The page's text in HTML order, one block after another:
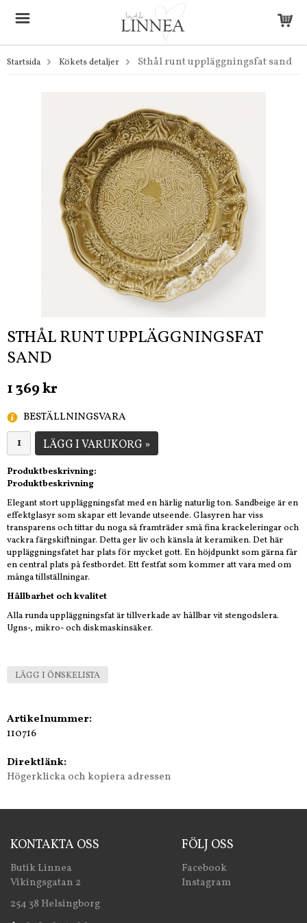
Startsida Kökets detaljer Sthål runt uppläggningsfat sand
STHÅL RUNT UPPLÄGGNINGSFAT
SAND
1 369 kr
BESTÄLLNINGSVARA
LÄGG I VARUKORG »
Produktbeskrivning:
Produktbeskrivning
Elegant stort uppläggningsfat med en härlig naturlig ton. Sandbeige är en
effektglasyr som skapar ett levande utseende. Glasyren har viss
transparens och tittar du noga så framträder små fina krackeleringar och
vackra färgskiftningar. Detta ger liv och känsla åt keramiken. Det här
uppläggningsfatet har plats för mycket gott. En höjdpunkt som gärna får
en central plats på festbordet. Ett festfat som kommer att vara med om
många tillställningar.
Hållbarhet och kvalitet
Alla runda uppläggningsfat är tillverkade av hållbar vit stengodslera.
Ugns-, mikro- och diskmaskinsäker.
LÄGG I ÖNSKELISTA
Artikelnummer:
110716
Direktlänk:
Högerklicka och kopiera adressen
KONTAKTA OSS
Butik Linnea
Vikingsgatan 2
254 38 Helsingborg
FÖLJ OSS
Facebook
Instagram